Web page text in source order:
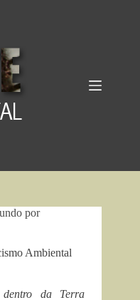
por
Ambiental
dentro da Terra